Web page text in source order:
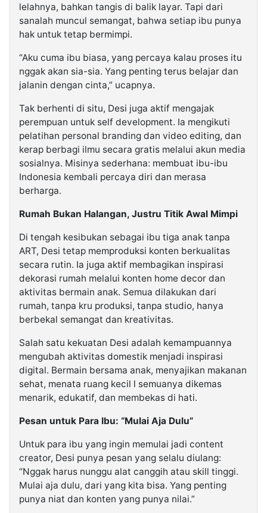
lelahnya, bahkan tangis di balik layar. Tapi dari
sanalah muncul semangat, bahwa setiap ibu punya
hak untuk tetap bermimpi.
“Aku cuma ibu biasa, yang percaya kalau proses itu
nggak akan sia-sia. Yang penting terus belajar dan
jalanin dengan cinta,” ucapnya.
Tak berhenti di situ, Desi juga aktif mengajak
perempuan untuk self development. Ia mengikuti
pelatihan personal branding dan video editing, dan
kerap berbagi ilmu secara gratis melalui akun media
sosialnya. Misinya sederhana: membuat ibu-ibu
Indonesia kembali percaya diri dan merasa
berharga.
Rumah Bukan Halangan, Justru Titik Awal Mimpi
Di tengah kesibukan sebagai ibu tiga anak tanpa
ART, Desi tetap memproduksi konten berkualitas
secara rutin. Ia juga aktif membagikan inspirasi
dekorasi rumah melalui konten home decor dan
aktivitas bermain anak. Semua dilakukan dari
rumah, tanpa kru produksi, tanpa studio, hanya
berbekal semangat dan kreativitas.
Salah satu kekuatan Desi adalah kemampuannya
mengubah aktivitas domestik menjadi inspirasi
digital. Bermain bersama anak, menyajikan makanan
sehat, menata ruang kecil l semuanya dikemas
menarik, edukatif, dan membekas di hati.
Pesan untuk Para Ibu: “Mulai Aja Dulu”
Untuk para ibu yang ingin memulai jadi content
creator, Desi punya pesan yang selalu diulang:
“Nggak harus nunggu alat canggih atau skill tinggi.
Mulai aja dulu, dari yang kita bisa. Yang penting
punya niat dan konten yang punya nilai.”